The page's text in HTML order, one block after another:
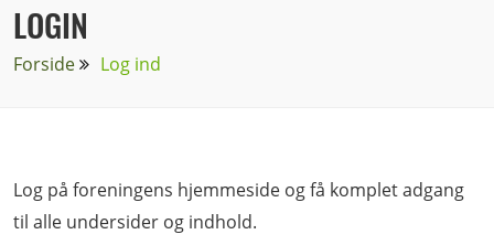
LOGIN
Forside Log ind
Log på foreningens hjemmeside og få komplet adgang
til alle undersider og indhold.